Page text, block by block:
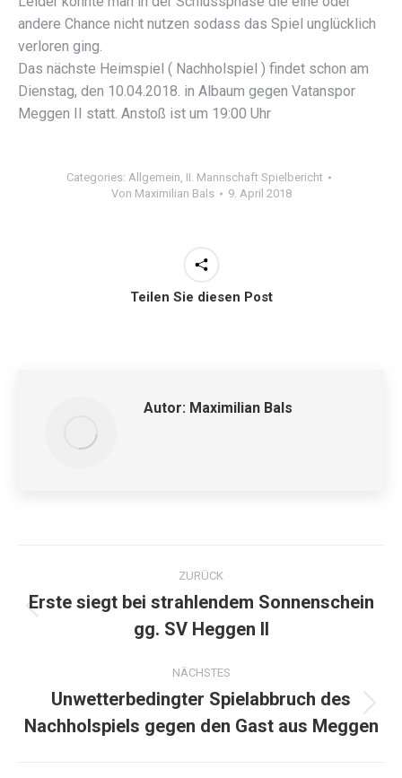
andere Chance nicht nutzen sodass das Spiel unglücklich
verloren ging.
Das nächste Heimspiel ( Nachholspiel ) findet schon am
Dienstag, den 10.04.2018. in Albaum gegen Vatanspor
Meggen II statt. Anstoß ist um 19:00 Uhr
Categories: Allgemein, II. Mannschaft Spielbericht
Von Maximilian Bals 9. April 2018
Teilen Sie diesen Post
Autor: Maximilian Bals
Kommentarnavigation
ZURÜCK
Beitrag:
Erste siegt bei strahlendem Sonnenschein
gg. SV Heggen II
NÄCHSTES
Nächster
Beitrag:
Unwetterbedingter Spielabbruch des
Nachholspiels gegen den Gast aus Meggen